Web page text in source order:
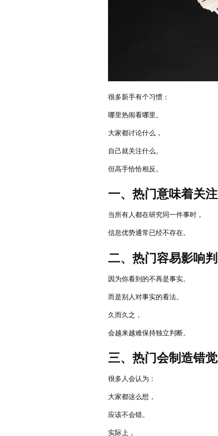
很多新手有个习惯：
哪里热闹看哪里。
大家都讨论什么，
自己就关注什么。
但高手恰恰相反。
一、热门意味着关
当所有人都在研究同一件事时，
信息优势通常已经不存在。
二、热门容易影响
因为你看到的不再是事实。
而是别人对事实的看法。
久而久之，
会越来越难保持独立判断。
三、热门会制造错觉
很多人会认为：
大家都这么想，
应该不会错。
实际上，